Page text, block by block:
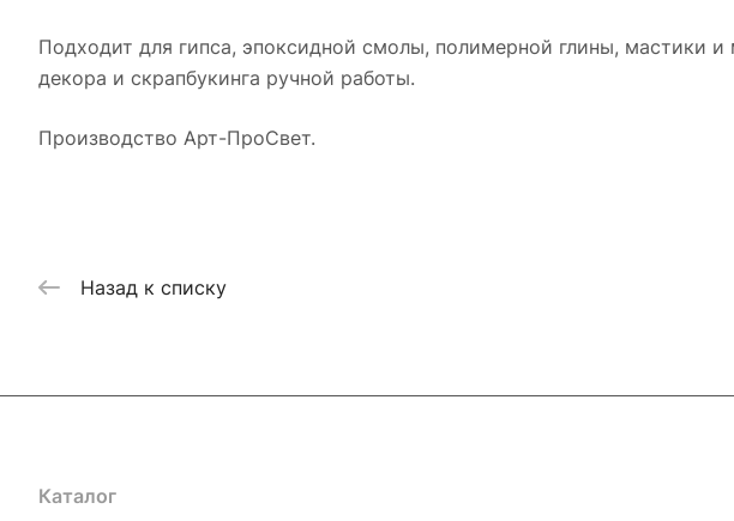
Подходит для гипса, эпоксидной смолы, полимерной глины, мастики
декора и скрапбукинга ручной работы.
Производство Арт-ПроСвет.
Назад к списку
Каталог